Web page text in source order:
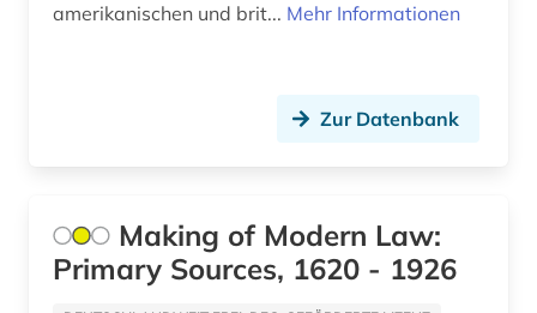
berne <wesermarsch> (1)
beschluss (1)
besetzung (3)
amerikanischen und brit... Mehr Informationen
Zur Datenbank
Making of Modern Law:
Primary Sources, 1620 - 1926